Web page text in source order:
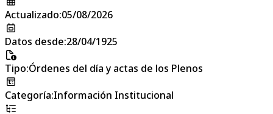
Actualizado:05/08/2026
Datos desde:28/04/1925
Tipo:Órdenes del día y actas de los Plenos
Categoría:Información Institucional